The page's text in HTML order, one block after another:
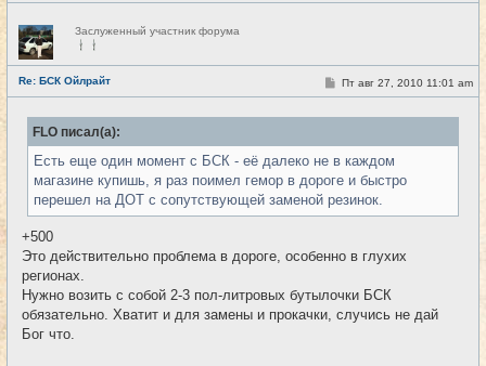
Н
е
в
с
е
т
и
Заслуженный участник форума
Re: БСК Ойлрайт #34
С
о
б
е
н
е
Пт авг 27, 2010 11:01 am
FLO писал(а):
Есть еще один момент с БСК - её далеко не в каждом
магазине купишь, я раз поимел гемор в дороге и быстро
перешел на ДОТ с сопутствующей заменой резинок.
+500
Это действительно проблема в дороге, особенно в глухих
регионах.
Нужно возить с собой 2-3 пол-литровых бутылочки БСК
обязательно. Хватит и для замены и прокачки, случись не дай
Бог что.